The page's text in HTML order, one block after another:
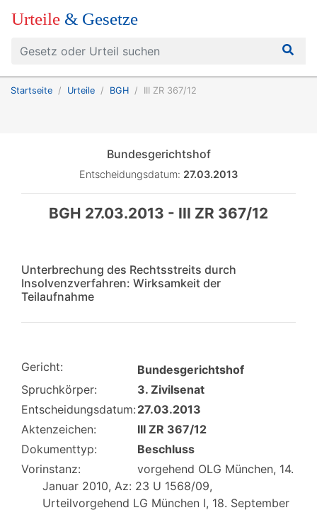
Urteile & Gesetze
Startseite Urteile BGH III ZR 367/12
Bundesgerichtshof
Entscheidungsdatum: 27.03.2013
BGH 27.03.2013 - III ZR 367/12
Unterbrechung des Rechtsstreits durch
Insolvenzverfahren: Wirksamkeit der
Teilaufnahme
Gericht:
Bundesgerichtshof
Spruchkörper:
3. Zivilsenat
Entscheidungsdatum: 27.03.2013
Aktenzeichen:
III ZR 367/12
Dokumenttyp:
Beschluss
Vorinstanz:
vorgehend OLG München, 14.
Januar 2010, Az: 23 U 1568/09,
Urteilvorgehend LG München I, 18. September